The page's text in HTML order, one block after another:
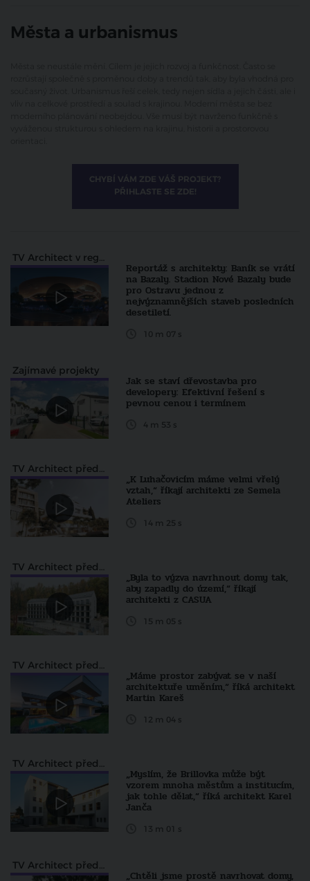
Města a urbanismus
CHYBÍ VÁM ZDE VÁŠ PROJEKT?
PŘIHLASTE SE ZDE!
TV Architect v regionech
Reportáž s architekty: Baník se vrátí
na Bazaly. Stadion Nové Bazaly bude
pro Ostravu jednou z
nejvýznamnějších staveb posledních
desetiletí.
10 m 07 s
Zajímavé projekty
Jak se staví dřevostavba pro
developery: Efektivní řešení s
pevnou cenou i termínem
4 m 53 s
TV Architect představuje...
„K Luhačovicím máme velmi vřelý
vztah,“ říkají architekti ze Semela
Ateliers
14 m 25 s
TV Architect představuje...
„Byla to výzva navrhnout domy tak,
aby zapadly do území,“ říkají
architekti z CASUA
15 m 05 s
TV Architect představuje...
„Máme prostor zabývat se v naší
architektuře uměním,“ říká architekt
Martin Kareš
12 m 04 s
TV Architect představuje...
„Myslím, že Brillovka může být
vzorem mnoha městům a institucím,
jak tohle dělat,“ říká architekt Karel
Janča
13 m 01 s
TV Architect představuje...
„Chtěli jsme prostě navrhovat domy,